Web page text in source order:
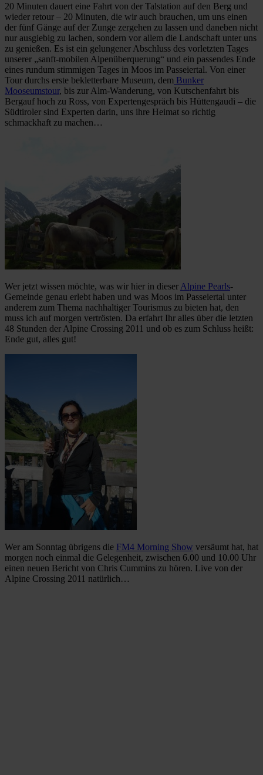
20 Minuten dauert eine Fahrt von der Talstation auf den Berg und
wieder retour – 20 Minuten, die wir auch brauchen, um uns einen
der fünf Gänge auf der Zunge zergehen zu lassen und daneben nicht
nur ausgiebig zu lachen, sondern vor allem die Landschaft unter uns
zu genießen. Es ist ein gelungener Abschluss des vorletzten Tages
unserer „sanft-mobilen Alpenüberquerung“ und ein passendes Ende
eines rundum stimmigen Tages in Moos im Passeiertal. Von einer
Tour durchs erste bekletterbare Museum, dem Bunker
Mooseumstour, bis zur Alm-Wanderung, von Kutschenfahrt bis
Bergauf hoch zu Ross, von Expertengespräch bis Hüttengaudi – die
Südtiroler sind Experten darin, uns ihre Heimat so richtig
schmackhaft zu machen…
Wer jetzt wissen möchte, was wir hier in dieser Alpine Pearls-
Gemeinde genau erlebt haben und was Moos im Passeiertal unter
anderem zum Thema nachhaltiger Tourismus zu bieten hat, den
muss ich auf morgen vertrösten. Da erfahrt Ihr alles über die letzten
48 Stunden der Alpine Crossing 2011 und ob es zum Schluss heißt:
Ende gut, alles gut!
Wer am Sonntag übrigens die FM4 Morning Show versäumt hat, hat
morgen noch einmal die Gelegenheit, zwischen 6.00 und 10.00 Uhr
einen neuen Bericht von Chris Cummins zu hören. Live von der
Alpine Crossing 2011 natürlich…